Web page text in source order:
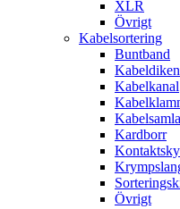
XLR
Övrigt
Kabelsortering
Buntband
Kabeldiken
Kabelkanal
Kardborr
Övrigt